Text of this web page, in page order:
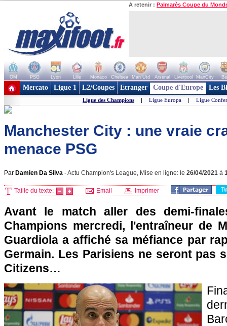
A retenir : Palmarès Coupe du
OM PSG Lyon Lille Monaco Chelsea Man Utd Arsenal Liverpool ManCity
+ de clubs
Mercato Ligue 1 L2/Coupes Etranger Coupe d'Europe Les
Ligue des Champions | Ligue Europa | Ligue
Manchester City : une vraie
menace PSG
Par Damien Da Silva -Actu Champion's League, Mise en ligne: le 26/04/2021 à
Taille du texte: Email Imprimer
Avant le match aller des demi-
Champions mercredi, l'entraîneur de
Guardiola a affiché sa méfiance par
Germain. Les Parisiens ne seront pas
Citizens…